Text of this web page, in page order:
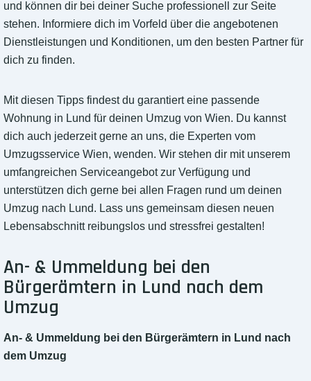
und können dir bei deiner Suche professionell zur Seite
stehen. Informiere dich im Vorfeld über die angebotenen
Dienstleistungen und Konditionen, um den besten Partner für
dich zu finden.
Mit diesen Tipps findest du garantiert eine passende
Wohnung in Lund für deinen Umzug von Wien. Du kannst
dich auch jederzeit gerne an uns, die Experten vom
Umzugsservice Wien, wenden. Wir stehen dir mit unserem
umfangreichen Serviceangebot zur Verfügung und
unterstützen dich gerne bei allen Fragen rund um deinen
Umzug nach Lund. Lass uns gemeinsam diesen neuen
Lebensabschnitt reibungslos und stressfrei gestalten!
An- & Ummeldung bei den
Bürgerämtern in Lund nach dem
Umzug
An- & Ummeldung bei den Bürgerämtern in Lund nach
dem Umzug